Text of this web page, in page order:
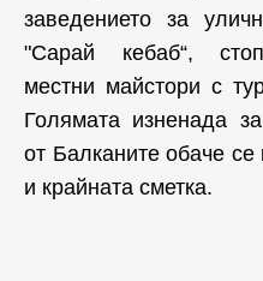
заведението за
"Сарай кебаб“,
местни майстори с
Голямата изненада
от Балканите обаче
и крайната сметка.